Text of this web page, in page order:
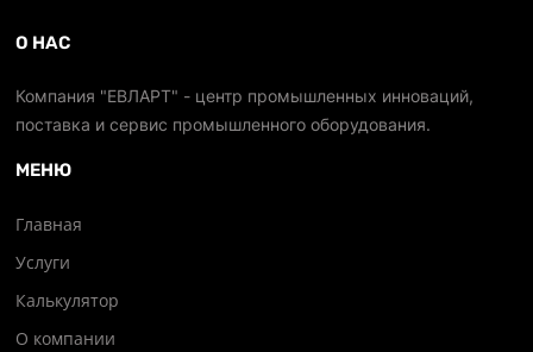
О НАС
Компания "ЕВЛАРТ" - центр промышленных инноваций,
поставка и сервис промышленного оборудования.
МЕНЮ
Главная
Услуги
Калькулятор
О компании